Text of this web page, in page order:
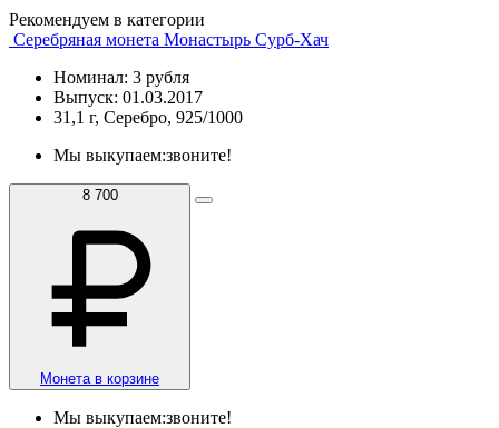
Рекомендуем в категории
Серебряная монета Монастырь Сурб-Хач
Номинал: 3 рубля
Выпуск: 01.03.2017
31,1 г, Серебро, 925/1000
Мы выкупаем:звоните!
8 700
Монета в корзине
Мы выкупаем:звоните!